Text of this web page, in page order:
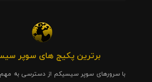
برترین پکیج های سوپر
با سرورهای سوپر سیسیکم از دسترسی به